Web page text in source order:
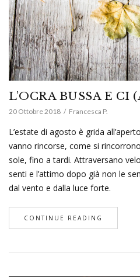
L’OCRA BUSSA E CI
20 Ottobre 2018 Francesca P.
L’estate di agosto è grida
vanno rincorse, come si
sole, fino a tardi. Attraversano
senti e l’attimo dopo già non le
dal vento e dalla luce forte.
CONTINUE READING